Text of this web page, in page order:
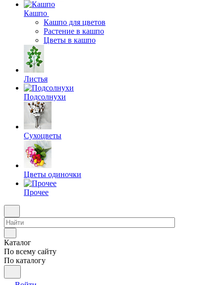
Кашпо
Кашпо для цветов
Растение в кашпо
Цветы в кашпо
Листья
Подсолнухи
Сухоцветы
Цветы одиночки
Прочее
Каталог
По всему сайту
По каталогу